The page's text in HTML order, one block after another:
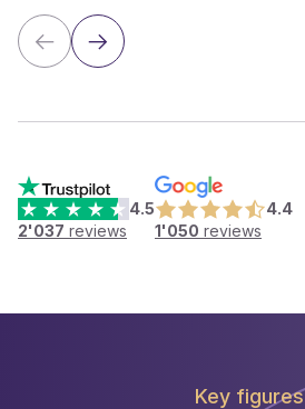
4.5
2'037 reviews
4.4
1'050 reviews
Key figures